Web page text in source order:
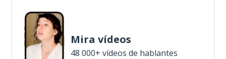
Mira vídeos
48 000+ vídeos de hablantes